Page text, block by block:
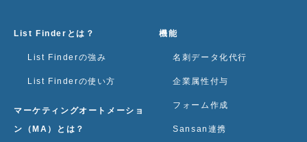
List Finderとは？
List Finderの強み
List Finderの使い方
マーケティングオートメーショ
ン（MA）とは？
機能
名刺データ化代行
企業属性付与
フォーム作成
Sansan連携